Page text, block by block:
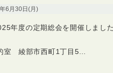
6月30日(月)
年度の定期総会を開催しまし
後2
室 綾部市西町1丁目5…